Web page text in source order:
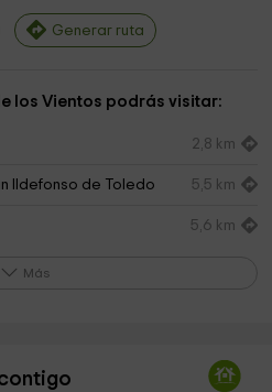
Generar ruta
los Vientos podrás visitar:
2,8 km
Ildefonso de Toledo 5,5 km
5,6 km
Más